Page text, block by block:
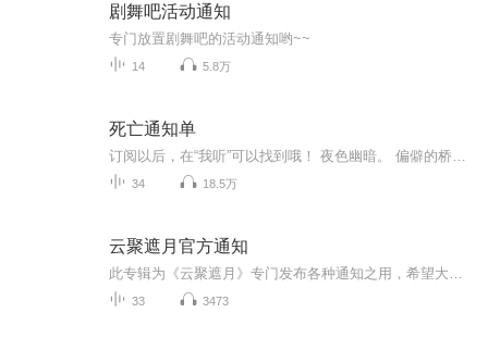
剧舞吧活动通知
专门放置剧舞吧的活动通知哟~~
14 5.8万
死亡通知单
34 18.5万
云聚遮月官方通知
33 3473